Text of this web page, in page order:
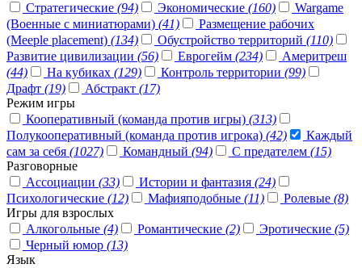
Стратегические (94) Экономические (160)
Wargame
(Военные с миниатюрами) (41)
Размещение рабочих
(Meeple placement) (134) Обустройство территорий (110)
Развитие цивилизации (56) Еврогейм (234)
Америтреш
(44)
На кубиках (129) Контроль территории (99)
Драфт (19) Абстракт (17)
Режим игры
Кооперативный (команда против игры) (313)
Полукооперативный (команда против игрока) (42)
Каждый
сам за себя (1027) Командный (94) С предателем (15)
Разговорные
Ассоциации (33) Истории и фантазия (24)
Психологические (12) Мафияподобные (11) Ролевые (8)
Игры для взрослых
Алкогольные (4) Романтические (2) Эротические (5)
Черный юмор (13)
Язык